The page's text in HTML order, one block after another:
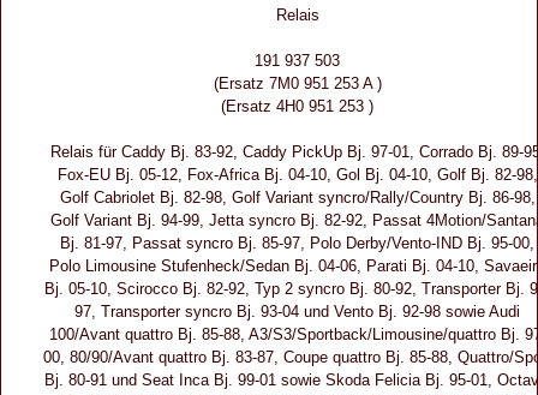
Relais
191 937 503
(Ersatz 7M0 951 253 A )
(Ersatz 4H0 951 253 )
Relais für Caddy Bj. 83-92, Caddy PickUp Bj. 97-01, Corrado Bj. 89-
Fox-EU Bj. 05-12, Fox-Africa Bj. 04-10, Gol Bj. 04-10, Golf Bj. 82-98,
Golf Cabriolet Bj. 82-98, Golf Variant syncro/Rally/Country Bj. 86-98,
Golf Variant Bj. 94-99, Jetta syncro Bj. 82-92, Passat 4Motion/
Bj. 81-97, Passat syncro Bj. 85-97, Polo Derby/Vento-IND Bj. 95-00,
Polo Limousine Stufenheck/Sedan Bj. 04-06, Parati Bj. 04-10,
Bj. 05-10, Scirocco Bj. 82-92, Typ 2 syncro Bj. 80-92, Transporter Bj.
97, Transporter syncro Bj. 93-04 und Vento Bj. 92-98 sowie Audi
100/Avant quattro Bj. 85-88, A3/S3/Sportback/Limousine/quattro Bj.
00, 80/90/Avant quattro Bj. 83-87, Coupe quattro Bj. 85-88, Quattro/
Bj. 80-91 und Seat Inca Bj. 99-01 sowie Skoda Felicia Bj. 95-01,